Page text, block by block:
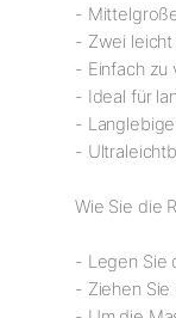
-
- Zwei
- Einfach zu
- Ideal für
-
-
Wie Sie die
- Legen Sie
- Ziehen Sie